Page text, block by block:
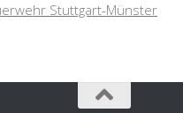
Stuttgart-Münster